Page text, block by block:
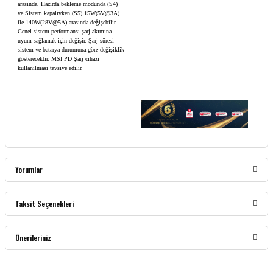
arasında, Hazırda bekleme modunda (S4)
ve Sistem kapalıyken (S5) 15W(5V@3A)
ile 140W(28V@5A) arasında değişebilir.
Genel sistem performansı şarj akımına
uyum sağlamak için değişir. Şarj süresi
sistem ve batarya durumuna göre değişiklik
gösterecektir. MSI PD Şarj cihazı
kullanılması tavsiye edilir.
Yorumlar
Bu ürüne ilk yorumu siz yapın!
Taksit Seçenekleri
Önerileriniz